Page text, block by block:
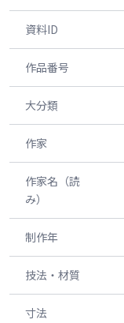
資料ID
作品番号
大分類
作家
作家名（読
み）
制作年
技法・材質
寸法